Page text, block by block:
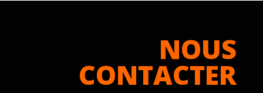
NOUS
CONTACTER